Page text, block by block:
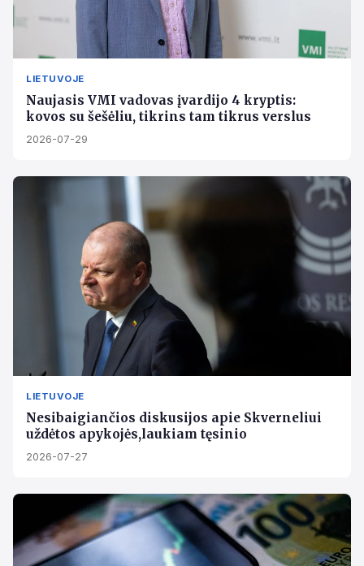
LIETUVOJE
Naujasis VMI vadovas įvardijo 4 kryptis:
kovos su šešėliu, tikrins tam tikrus verslus
2026-07-29
LIETUVOJE
Nesibaigiančios diskusijos apie Skverneliui
uždėtos apykojės,laukiam tęsinio
2026-07-27